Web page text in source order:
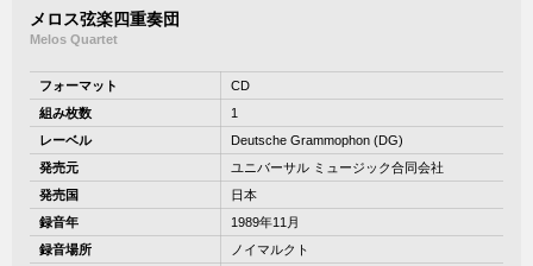
メロス弦楽四重奏団
Melos Quartet
フォーマット
CD
組み枚数
1
レーベル
Deutsche Grammophon (DG)
発売元
ユニバーサル ミュージック合同会社
発売国
日本
録音年
1989年11月
録音場所
ノイマルクト